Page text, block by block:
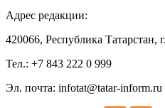
Адрес редакции:
420066, Республика Татарстан,
Тел.: +7 843 222 0 999
Эл. почта: infotat@tatar-inform.ru